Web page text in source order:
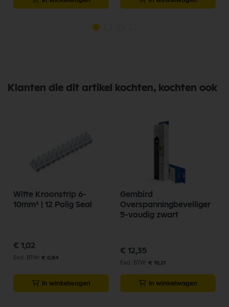
Klanten die dit artikel kochten, kochten ook
Witte Kroonstrip 6-
10mm² | 12 Polig Seal
€ 1,02
€ 0,84
In winkelwagen
Gembird
Overspanningbeveiliger
5-voudig zwart
€ 12,35
€ 10,21
In winkelwagen